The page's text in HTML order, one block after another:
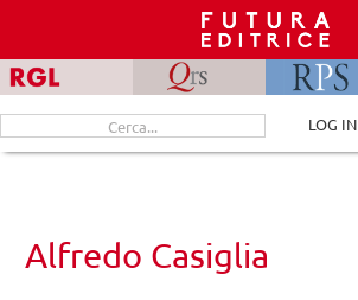
content
Cerca
per:
LOG IN
Alfredo Casiglia